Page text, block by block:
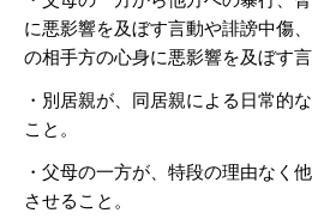
に悪影響を及ぼす言動や誹謗中傷
の相手方の心身に悪影響を及ぼす
・別居親が、同居親による日常的
こと。
・父母の一方が、特段の理由なく
させること。